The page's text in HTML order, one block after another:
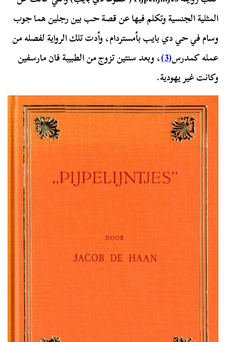
المثلية الجنسية وتكلم فيها عن قصة حب بين رجلين هما جوب
وسام في حي دي بايب بأمستردام، وأدت تلك الرواية لفصله من
عمله كمدرس(3) ، وبعد سنتين تزوج من الطبيبة فان مارسفين
وكانت غير يهودية.